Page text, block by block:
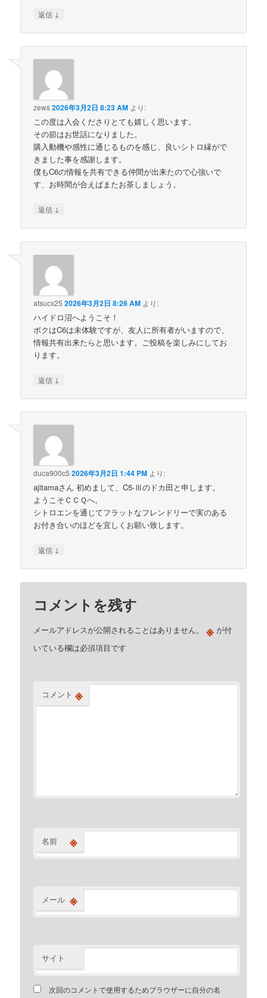
返信 ↓
zews2026年3月2日 8:23 AM より:
この度は入会くださりとても嬉しく思います。
その節はお世話になりました。
購入動機や感性に通じるものを感じ、良いシトロ縁がで
きました事を感謝します。
僕もC6の情報を共有できる仲間が出来たので心強いで
す、お時間が合えばまたお茶しましょう。
返信 ↓
atsucx25 2026年3月2日 8:26 AM より:
ハイドロ沼へようこそ！
ボクはC6は未体験ですが、友人に所有者がいますので、
情報共有出来たらと思います。ご投稿を楽しみにしてお
ります。
返信 ↓
duca900c5 2026年3月2日 1:44 PM より:
ajitamaさん 初めまして、C5-Ⅲのドカ田と申します。
ようこそＣＣＱへ。
シトロエンを通じてフラットなフレンドリーで実のある
お付き合いのほどを宜しくお願い致します。
返信 ↓
コメントを残す
メールアドレスが公開されることはありません。 ※ が付
いている欄は必須項目です
コメント ※
名前 ※
メール ※
サイト
次回のコメントで使用するためブラウザーに自分の名